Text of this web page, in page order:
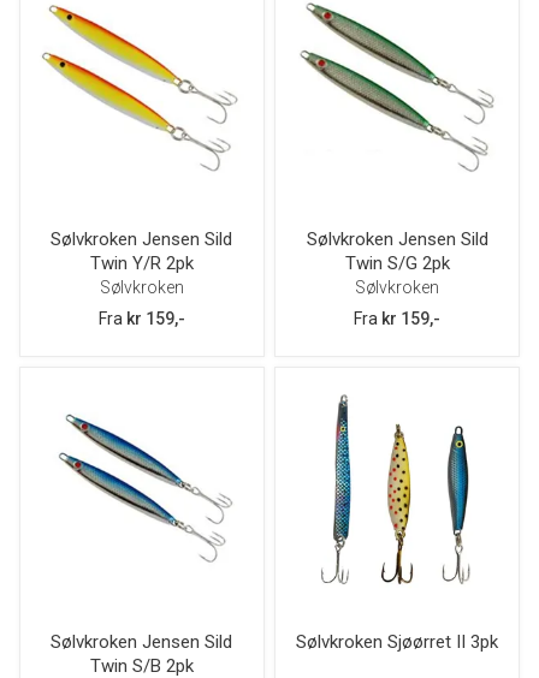
Sølvkroken Jensen Sild
Twin Y/R 2pk
Sølvkroken
Fra kr 159,-
Sølvkroken Jensen Sild
Twin S/G 2pk
Sølvkroken
Fra kr 159,-
Sølvkroken Jensen Sild
Twin S/B 2pk
Sølvkroken Sjøørret II 3pk